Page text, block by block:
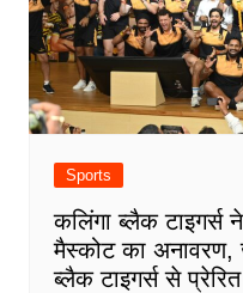
Sports
कलिंगा ब्लैक टाइगर्स
मैस्कोट का अनावरण,
ब्लैक टाइगर्स से